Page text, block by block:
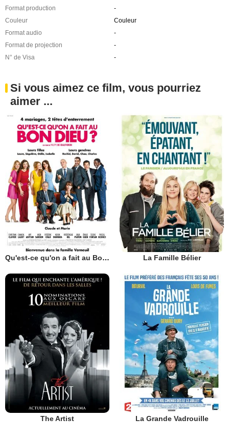
Format production
-
Couleur
Couleur
Format audio
-
Format de projection
-
N° de Visa
-
Si vous aimez ce film, vous pourriez
aimer ...
Qu'est-ce qu'on a fait au Bon Dieu? La Famille Bélier
The Artist La Grande Vadrouille